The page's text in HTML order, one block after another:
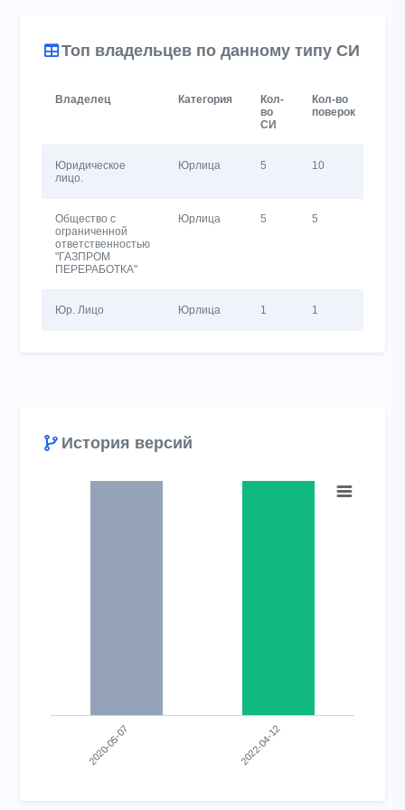
Топ владельцев по данному типу СИ
Владелец Категория
Кол-
во
СИ
Кол-во
поверок
Юридическое
лицо.
Юрлица 5 10
Общество с
ограниченной
ответственностью
"ГАЗПРОМ
ПЕРЕРАБОТКА"
Юрлица 5 5
Юр. Лицо Юрлица 1 1
История версий
2020-05-07 2022-04-12